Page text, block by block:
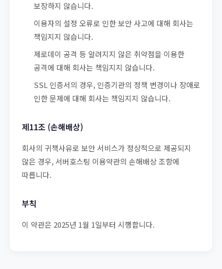
보장하지 않습니다.
이용자의 설정 오류로 인한 보안 사고에 대해 회사는
책임지지 않습니다.
제로데이 공격 등 알려지지 않은 취약점을 이용한
공격에 대해 회사는 책임지지 않습니다.
SSL 인증서의 경우, 인증기관의 정책 변경이나 장애로
인한 문제에 대해 회사는 책임지지 않습니다.
제11조 (손해배상)
회사의 귀책사유로 보안 서비스가 정상적으로 제공되지
않은 경우, 서버호스팅 이용약관의 손해배상 조항에
따릅니다.
부칙
이 약관은 2025년 1월 1일부터 시행합니다.